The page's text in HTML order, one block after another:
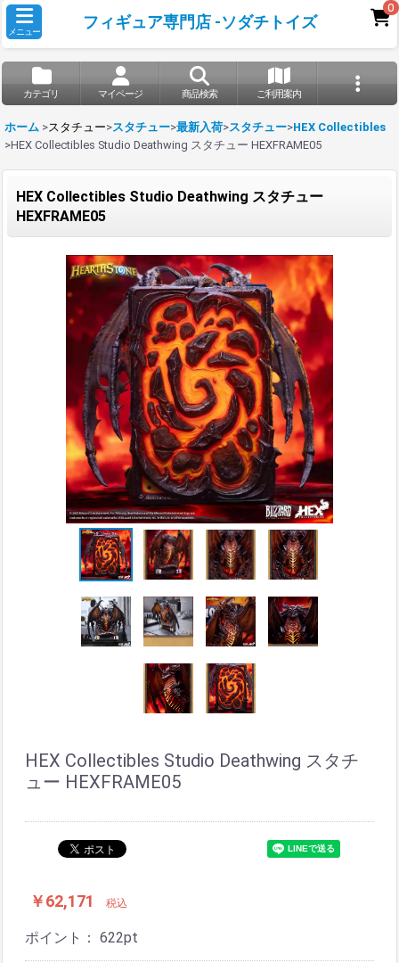
メニュー
フィギュア専門店 -ソダチトイズ
0
カテゴリ マイページ 商品検索 ご利用案内
ホーム >スタチュー>スタチュー>最新入荷>スタチュー>HEX Collectibles
>HEX Collectibles Studio Deathwing スタチュー HEXFRAME05
HEX Collectibles Studio Deathwing スタチュー
HEXFRAME05
HEX Collectibles Studio Deathwing スタチ
ュー HEXFRAME05
￥62,171 税込
ポイント： 622pt